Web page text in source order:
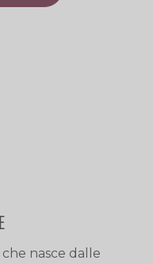
nasce dalle